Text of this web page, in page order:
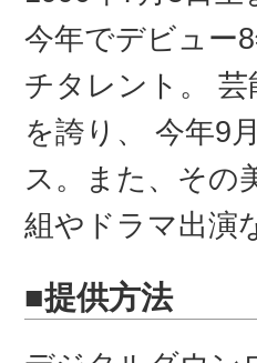
今年でデビュー
チタレント。
を誇り、 今年9
ス。また、その
組やドラマ出演
■提供方法